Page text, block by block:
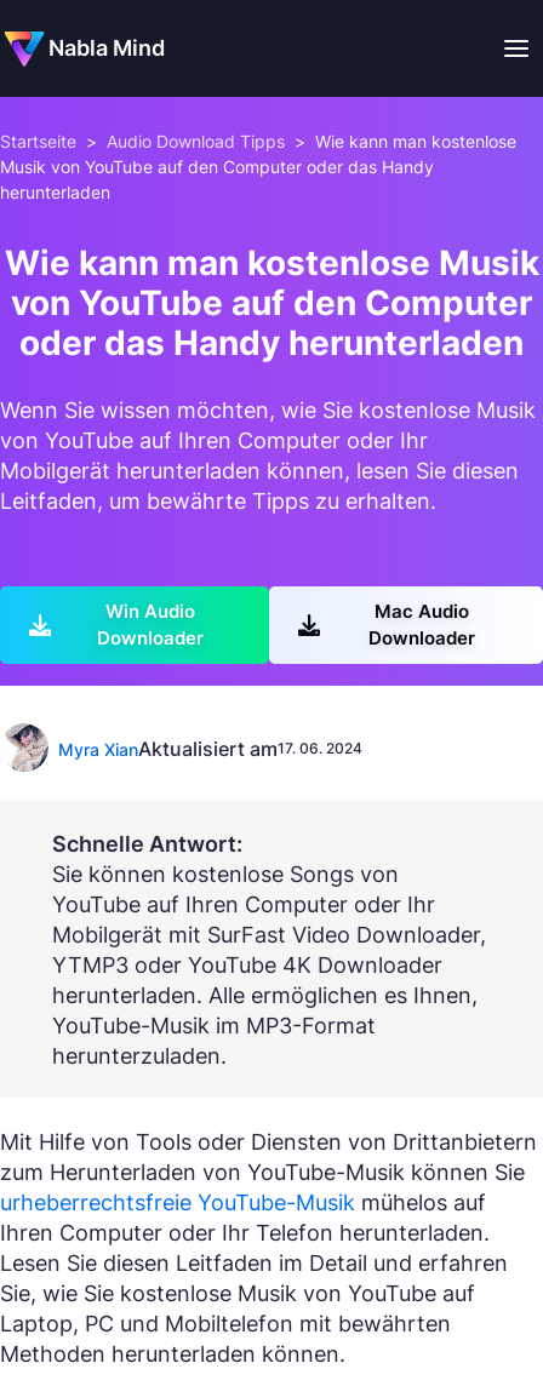
Nabla Mind
Startseite > Audio Download Tipps > Wie kann man kostenlose
Musik von YouTube auf den Computer oder das Handy
herunterladen
Wie kann man kostenlose Musik
von YouTube auf den Computer
oder das Handy herunterladen
Wenn Sie wissen möchten, wie Sie kostenlose Musik
von YouTube auf Ihren Computer oder Ihr
Mobilgerät herunterladen können, lesen Sie diesen
Leitfaden, um bewährte Tipps zu erhalten.
Win Audio
Downloader
Mac Audio
Downloader
Myra XianAktualisiert am17. 06. 2024
Schnelle Antwort:
Sie können kostenlose Songs von
YouTube auf Ihren Computer oder Ihr
Mobilgerät mit SurFast Video Downloader,
YTMP3 oder YouTube 4K Downloader
herunterladen. Alle ermöglichen es Ihnen,
YouTube-Musik im MP3-Format
herunterzuladen.
Mit Hilfe von Tools oder Diensten von Drittanbietern
zum Herunterladen von YouTube-Musik können Sie
urheberrechtsfreie YouTube-Musik mühelos auf
Ihren Computer oder Ihr Telefon herunterladen.
Lesen Sie diesen Leitfaden im Detail und erfahren
Sie, wie Sie kostenlose Musik von YouTube auf
Laptop, PC und Mobiltelefon mit bewährten
Methoden herunterladen können.